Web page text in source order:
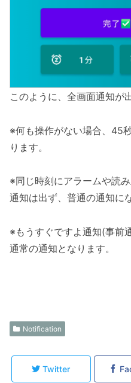
このように、全画面通知が
※何も操作がない場合、45
ります。
※同じ時刻にアラームや読
通知は出ず、普通の通知に
※もうすぐですよ通知(事前
通常の通知となります。
Notification
Twitter